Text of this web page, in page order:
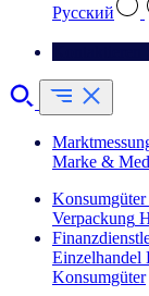
Pусский
Marke &
Konsumgüter
Verpackung
Einzelhandel
Konsumgüter